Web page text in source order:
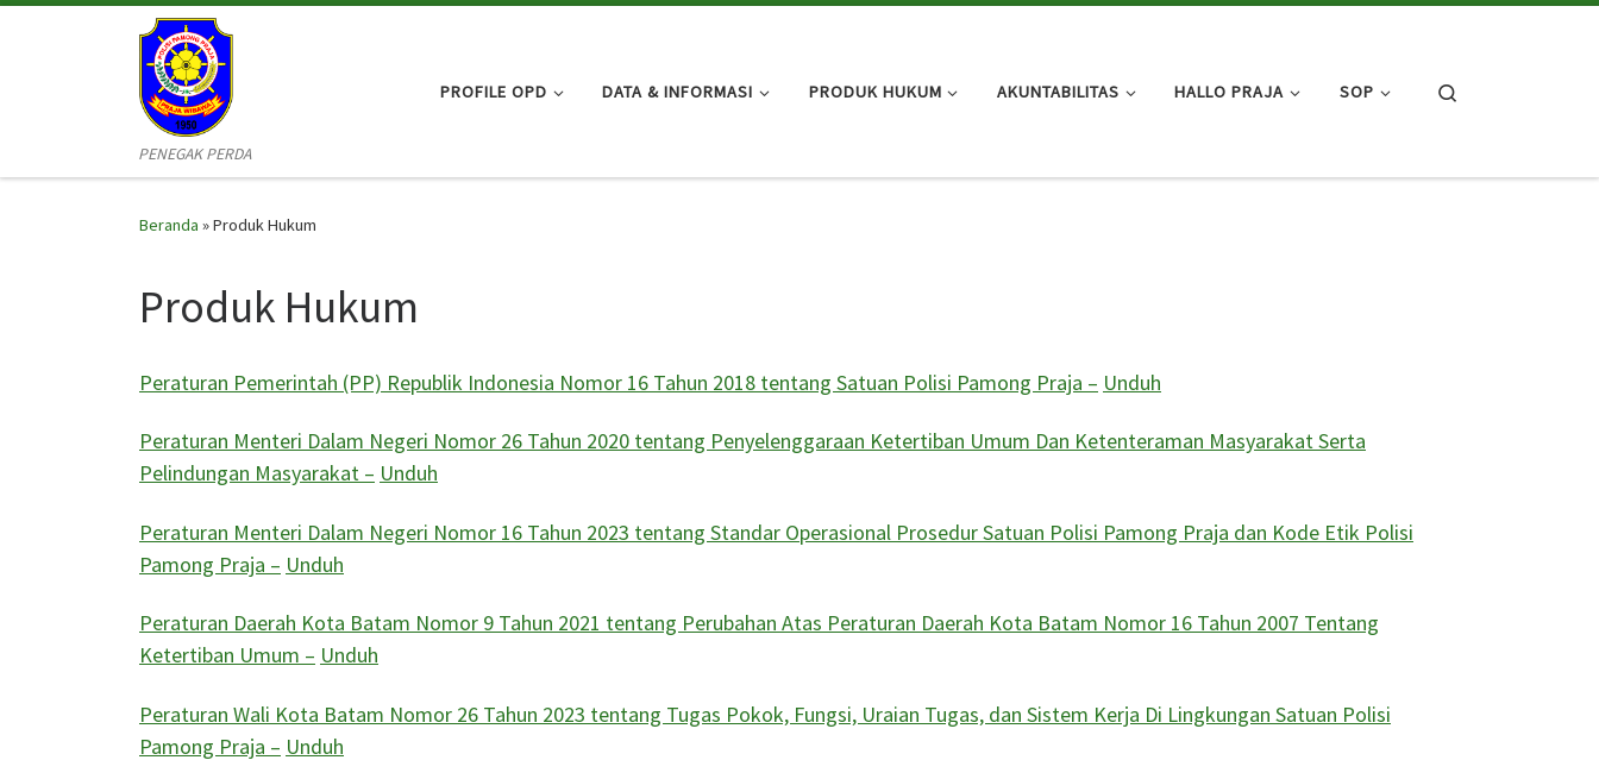
Skip to content
PENEGAK PERDA
PROFILE OPD DATA & INFORMASI PRODUK HUKUM AKUNTABILITAS HALLO PRAJA SOP
Beranda »Produk Hukum
Produk Hukum
Peraturan Pemerintah (PP) Republik Indonesia Nomor 16 Tahun 2018 tentang Satuan Polisi Pamong Praja – Unduh
Peraturan Menteri Dalam Negeri Nomor 26 Tahun 2020 tentang Penyelenggaraan Ketertiban Umum Dan Ketenteraman Masyarakat Serta
Pelindungan Masyarakat – Unduh
Peraturan Menteri Dalam Negeri Nomor 16 Tahun 2023 tentang Standar Operasional Prosedur Satuan Polisi Pamong Praja dan Kode Etik Polisi
Pamong Praja – Unduh
Peraturan Daerah Kota Batam Nomor 9 Tahun 2021 tentang Perubahan Atas Peraturan Daerah Kota Batam Nomor 16 Tahun 2007 Tentang
Ketertiban Umum – Unduh
Peraturan Wali Kota Batam Nomor 26 Tahun 2023 tentang Tugas Pokok, Fungsi, Uraian Tugas, dan Sistem Kerja Di Lingkungan Satuan Polisi
Pamong Praja – Unduh